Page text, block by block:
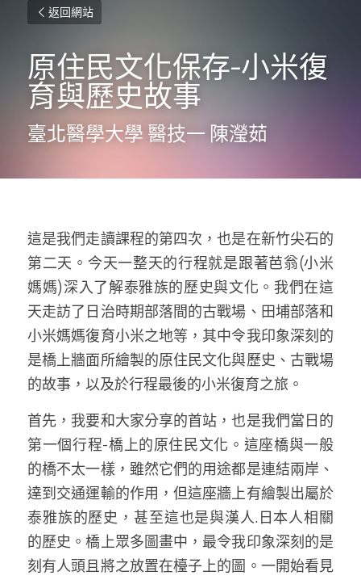
返回網站
原住民文化保存-小米復
育與歷史故事
臺北醫學大學 醫技一 陳瀅茹
這是我們走讀課程的第四次，也是在新竹尖石的
第二天。今天一整天的行程就是跟著芭翁(小米
媽媽)深入了解泰雅族的歷史與文化。我們在這
天走訪了日治時期部落間的古戰場、田埔部落和
小米媽媽復育小米之地等，其中令我印象深刻的
是橋上牆面所繪製的原住民文化與歷史、古戰場
的故事，以及於行程最後的小米復育之旅。
首先，我要和大家分享的首站，也是我們當日的
第一個行程-橋上的原住民文化。這座橋與一般
的橋不太一樣，雖然它們的用途都是連結兩岸、
達到交通運輸的作用，但這座牆上有繪製出屬於
泰雅族的歷史，甚至這也是與漢人.日本人相關
的歷史。橋上眾多圖畫中，最令我印象深刻的是
刻有人頭且將之放置在檯子上的圖。一開始看見